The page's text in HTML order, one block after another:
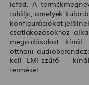
lefed. A
találja, amelyek
konfigurációkat
csatlakozásokhoz
megoldásokat kínál
otthoni
kell EMI-szűrő –
terméket.